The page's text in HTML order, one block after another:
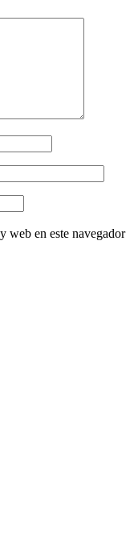
web en este navegador